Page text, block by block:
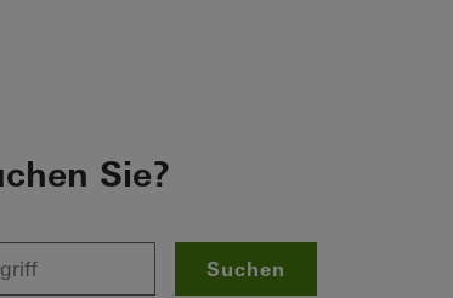
Sie?
Suchen